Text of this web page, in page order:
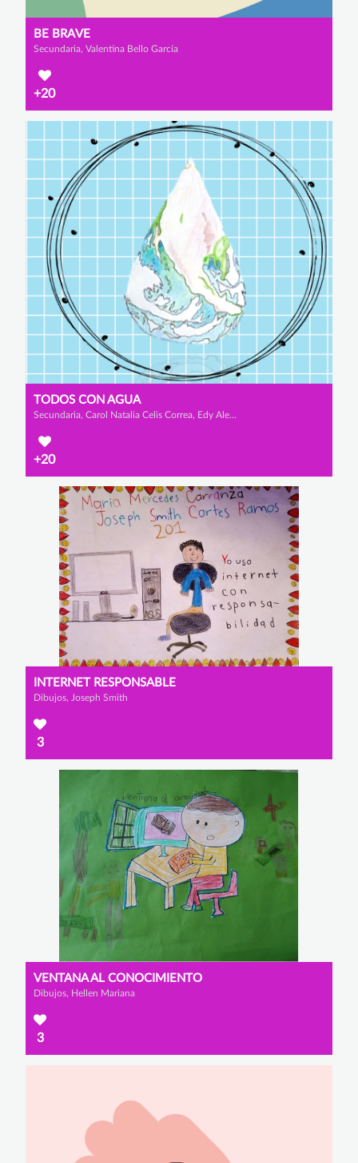
BE BRAVE
Secundaria, Valentina Bello García
+20
TODOS CON AGUA
Secundaria, Carol Natalia Celis Correa, Edy Alexandra Izquierdo Rodríguez y Osniel Alejandro Portuondo Cespedes
+20
INTERNET RESPONSABLE
Dibujos, Joseph Smith
3
VENTANA AL CONOCIMIENTO
Dibujos, Hellen Mariana
3